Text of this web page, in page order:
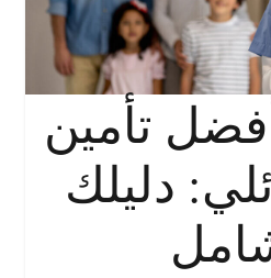
تأمين
دليلك